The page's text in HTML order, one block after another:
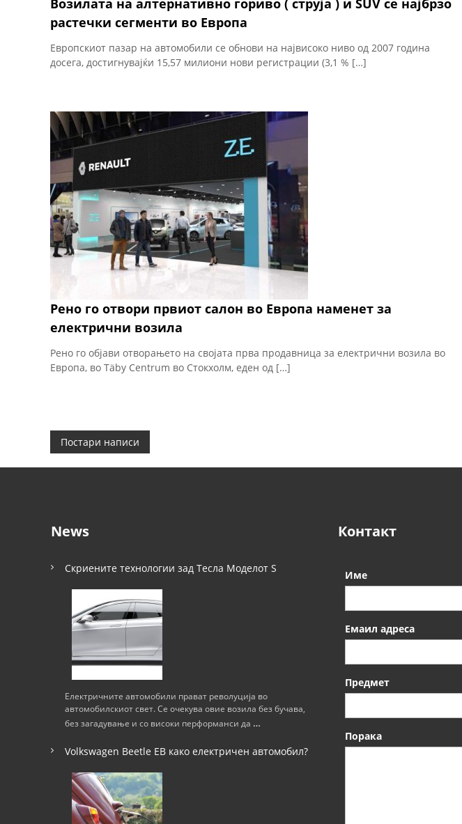
Возилата на алтернативно гориво ( струја ) и SUV се најбрзо
растечки сегменти во Европа
Европскиот пазар на автомобили се обнови на највисоко ниво од 2007 година
досега, достигнувајќи 15,57 милиони нови регистрации (3,1 % […]
Рено го отвори првиот салон во Европа наменет за
електрични возила
Рено го објави отворањето на својата прва продавница за електрични возила во
Европа, во Täby Centrum во Стокхолм, еден од […]
Н
а
и
г
н
Постари написи
News
Скриените технологии зад Тесла Моделот S
Електричните автомобили прават револуција во
автомобилскиот свет. Се очекува овие возила без бучава,
без загадување и со високи перформанси да …
Volkswagen Beetle ЕВ како електричен автомобил?
Контакт
Име
Емаил адреса
Предмет
Порака